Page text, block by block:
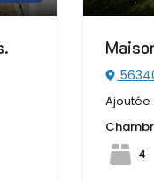
Ajoutée :
4